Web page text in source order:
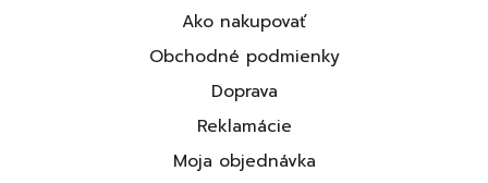
Ako nakupovať
Obchodné podmienky
Doprava
Reklamácie
Moja objednávka